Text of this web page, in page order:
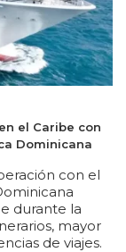
el Caribe con
Dominicana
con el
durante la
mayor
de viajes.